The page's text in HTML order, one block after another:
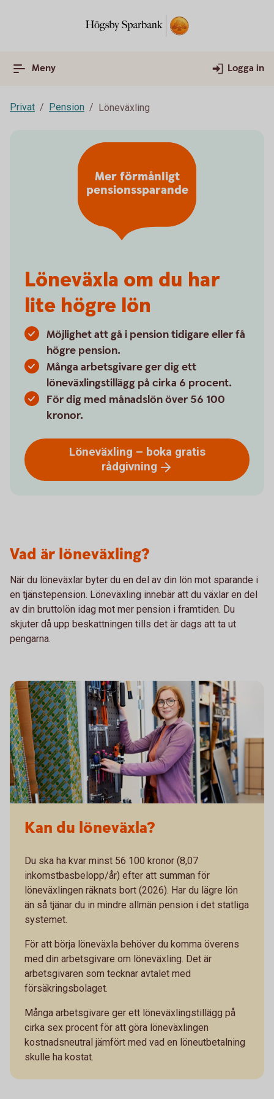
Meny Logga in
Privat Pension Löneväxling
Löneväxla om du har
lite högre lön
Möjlighet att gå i pension tidigare eller få
högre pension.
Många arbetsgivare ger dig ett
löneväxlingstillägg på cirka 6 procent.
För dig med månadslön över 56 100
kronor.
Löneväxling – boka gratis
rådgivning
Mer förmånligt
pensionssparande
Vad är löneväxling?
När du löneväxlar byter du en del av din lön mot sparande i
en tjänstepension. Löneväxling innebär att du växlar en del
av din bruttolön idag mot mer pension i framtiden. Du
skjuter då upp beskattningen tills det är dags att ta ut
pengarna.
Kan du löneväxla?
Du ska ha kvar minst 56 100 kronor (8,07
inkomstbasbelopp/år) efter att summan för
löneväxlingen räknats bort (2026). Har du lägre lön
än så tjänar du in mindre allmän pension i det statliga
systemet.
För att börja löneväxla behöver du komma överens
med din arbetsgivare om löneväxling. Det är
arbetsgivaren som tecknar avtalet med
försäkringsbolaget.
Många arbetsgivare ger ett löneväxlingstillägg på
cirka sex procent för att göra löneväxlingen
kostnadsneutral jämfört med vad en löneutbetalning
skulle ha kostat.